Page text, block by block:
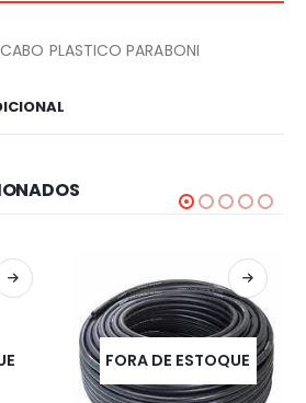
PLASTICO PARABONI
FORA DE ESTOQUE